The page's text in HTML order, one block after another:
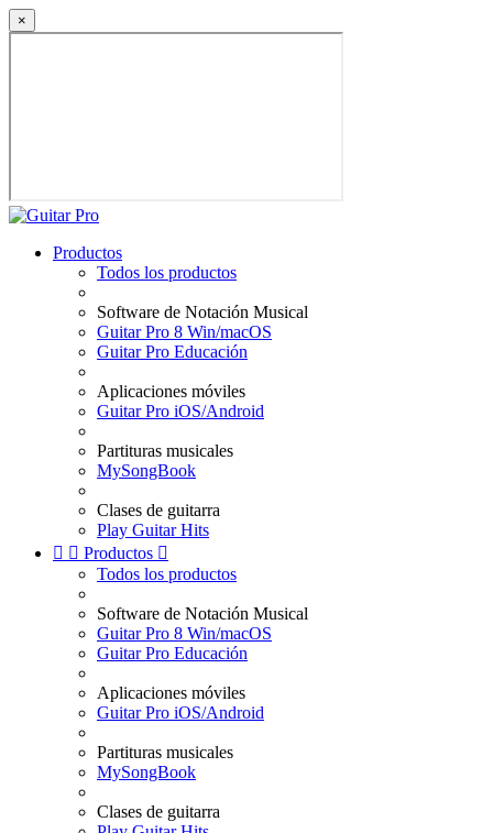
×
Productos
Todos los productos
Software de Notación Musical
Guitar Pro 8 Win/macOS
Guitar Pro Educación
Aplicaciones móviles
Guitar Pro iOS/Android
Partituras musicales
MySongBook
Clases de guitarra
Play Guitar Hits
  Productos 
Todos los productos
Software de Notación Musical
Guitar Pro 8 Win/macOS
Guitar Pro Educación
Aplicaciones móviles
Guitar Pro iOS/Android
Partituras musicales
MySongBook
Clases de guitarra